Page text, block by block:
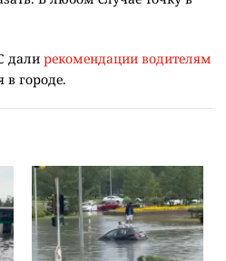
дали рекомендации водителям
в городе.